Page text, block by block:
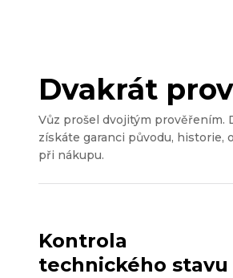
Dvakrát
Vůz prošel dvojitým prověřením.
získáte garanci původu,
při nákupu.
Kontrola
technického stavu